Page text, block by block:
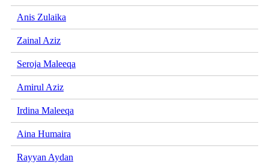
Anis Zulaika
Zainal Aziz
Seroja Maleeqa
Amirul Aziz
Irdina Maleeqa
Aina Humaira
Rayyan Aydan